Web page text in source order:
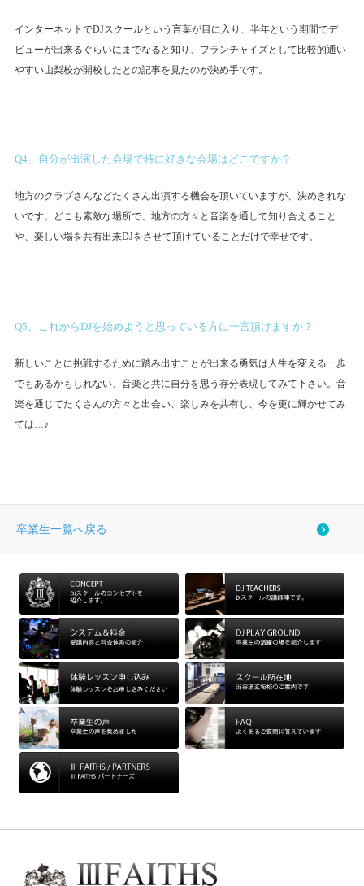
インターネットでDJスクールという言葉が目に入り、半年という期間でデ
ビューが出来るぐらいにまでなると知り、フランチャイズとして比較的通い
やすい山梨校が開校したとの記事を見たのが決め手です。
Q4、自分が出演した会場で特に好きな会場はどこですか？
地方のクラブさんなどたくさん出演する機会を頂いていますが、決めきれな
いです。どこも素敵な場所で、地方の方々と音楽を通して知り合えること
や、楽しい場を共有出来DJをさせて頂けていることだけで幸せです。
Q5、これからDJを始めようと思っている方に一言頂けますか？
新しいことに挑戦するために踏み出すことが出来る勇気は人生を変える一歩
でもあるかもしれない、音楽と共に自分を思う存分表現してみて下さい。音
楽を通じてたくさんの方々と出会い、楽しみを共有し、今を更に輝かせてみ
ては…♪
卒業生一覧へ戻る